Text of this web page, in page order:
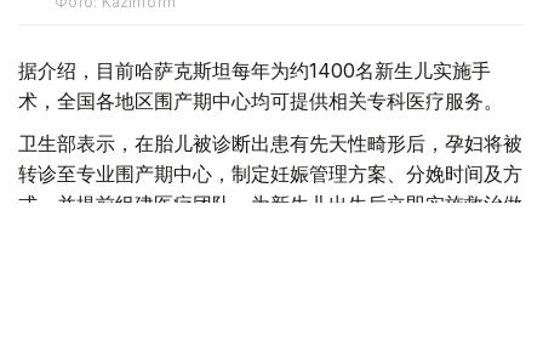
据介绍，目前哈萨克斯坦每年为约1400名新生儿实施手
术，全国各地区围产期中心均可提供相关专科医疗服务。
卫生部表示，在胎儿被诊断出患有先天性畸形后，孕妇将被
转诊至专业围产期中心，制定妊娠管理方案、分娩时间及方
式，并提前组建医疗团队，为新生儿出生后立即实施救治做